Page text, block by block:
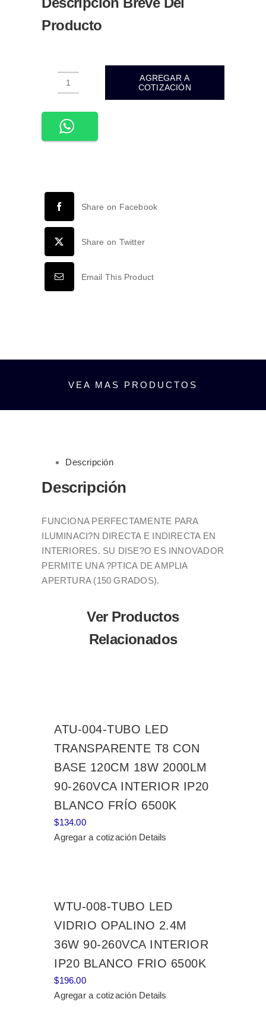
cantidad
Producto
TUBO
LED
18W
1900LM
90-
260VCA
INTERIOR
IP20
BLANCO
AGREGAR A
COTIZACIÓN
Share on Facebook
Share on Twitter
Email This Product
VEA MAS PRODUCTOS
Descripción
Descripción
FUNCIONA PERFECTAMENTE PARA
ILUMINACI?N DIRECTA E INDIRECTA EN
INTERIORES. SU DISE?O ES INNOVADOR
PERMITE UNA ?PTICA DE AMPLIA
APERTURA (150 GRADOS).
Ver Productos
Relacionados
ATU-004-TUBO LED
TRANSPARENTE T8 CON
BASE 120CM 18W 2000LM
90-260VCA INTERIOR IP20
BLANCO FRÍO 6500K
$134.00
Agregar a cotización Details
WTU-008-TUBO LED
VIDRIO OPALINO 2.4M
36W 90-260VCA INTERIOR
IP20 BLANCO FRIO 6500K
$196.00
Agregar a cotización Details